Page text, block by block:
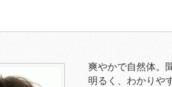
爽やかで自然体。
明るく、わかりや